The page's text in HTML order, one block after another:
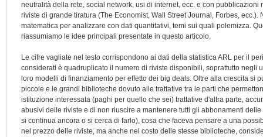
neutralità della rete, social network, usi di internet, ecc. e con
riviste di grande tiratura (The Economist, Wall Street Journal, Forbes,
matematica per analizzare con dati quantitativi, temi sui quali polemizza.
riassumiamo le idee principali presentate in questo articolo.
Le cifre vagliate nel testo corrispondono ai dati della statistica ARL per il
considerati è quadruplicato il numero di riviste disponibili, soprattutto negli
loro modelli di finanziamento per effetto dei big deals. Oltre alla crescita si
piccole e le grandi biblioteche dovuto alle trattative tra le parti che
istituzione interessata (paghi per quello che sei) trattative d'altra parte,
abusivi delle riviste e di non riuscire a mantenere tutti gli abbonamenti
si continua ancora o si cerca di farlo), cosa che faceva pensare a una
nel prezzo delle riviste, ma anche nel costo delle stesse biblioteche,